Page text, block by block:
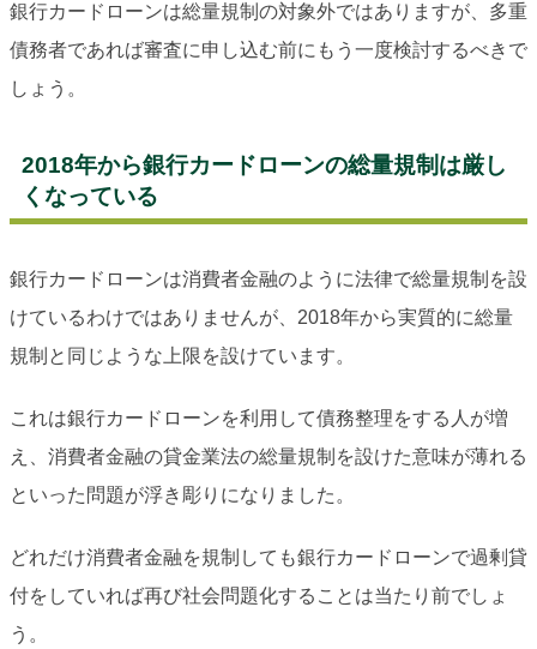
銀行カードローンは総量規制の対象外ではありますが、多重
債務者であれば審査に申し込む前にもう一度検討するべきで
しょう。
2018年から銀行カードローンの総量規制は厳し
くなっている
銀行カードローンは消費者金融のように法律で総量規制を設
けているわけではありませんが、2018年から実質的に総量
規制と同じような上限を設けています。
これは銀行カードローンを利用して債務整理をする人が増
え、消費者金融の貸金業法の総量規制を設けた意味が薄れる
といった問題が浮き彫りになりました。
どれだけ消費者金融を規制しても銀行カードローンで過剰貸
付をしていれば再び社会問題化することは当たり前でしょ
う。